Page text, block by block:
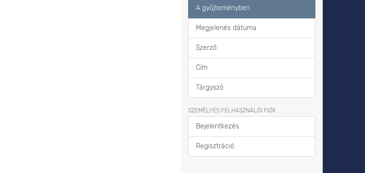
A gyűjteményben
Megjelenés dátuma
Szerző
Cím
Tárgyszó
SZEMÉLYES FELHASZNÁLÓI FIÓK
Bejelentkezés
Regisztráció